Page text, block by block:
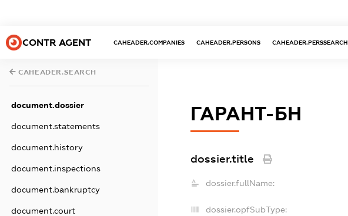
CONTR AGENT CAHEADER.COMPANIES CAHEADER.PERSONS CAHEADER.PERSSEARCH
CAHEADER.SEARCH
document.dossier
document.statements
document.history
document.inspections
document.bankruptcy
document.court
ГАРАНТ-БН
dossier.title
dossier.fullName:
dossier.opfSubType: